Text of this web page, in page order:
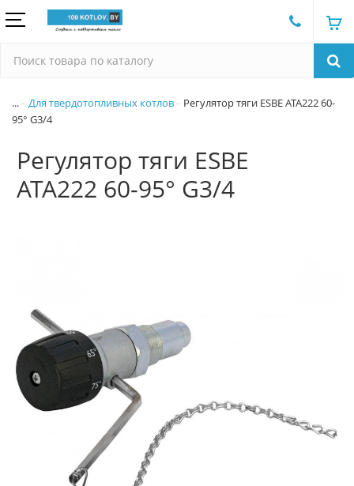
... Для твердотопливных котлов
Регулятор тяги ESBE ATA222 60-
95° G3/4
Регулятор тяги ESBE
ATA222 60-95° G3/4